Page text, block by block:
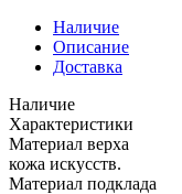
Наличие
Описание
Доставка
Наличие
Характеристики
Материал верха
кожа искусств.
Материал подклада